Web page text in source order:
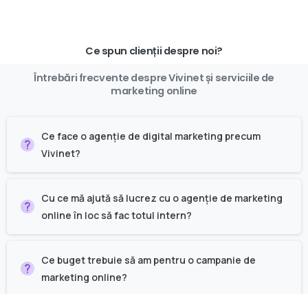
Ce spun clienții despre noi?
Întrebări frecvente despreVivinetși serviciile de
marketing online
Ce face o agenție de digital marketing precum
Vivinet?
Cu ce mă ajută să lucrez cu o agenție de marketing
online în loc să fac totul intern?
Ce buget trebuie să am pentru o campanie de
marketing online?